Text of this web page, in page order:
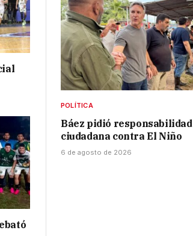
POLÍTICA
Báez pidió responsabilidad
ciudadana contra El Niño
6 de agosto de 2026